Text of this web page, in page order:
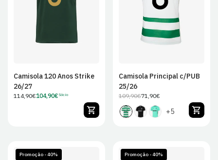
2XL
Camisola 120 Anos Strike
26/27
Preço
114,90€Preço
104,90€ Sócio
2XL
Camisola Principal c/PUB
25/26
Preço
regular
109,90€Preço
de
venda
71,90€
+5
Promoção - 40% Promoção - 40%